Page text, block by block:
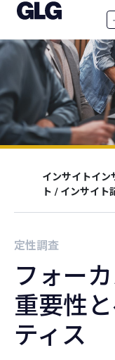
インサイトイン
ト / インサイト
定性調査
フォー
重要性
ティス